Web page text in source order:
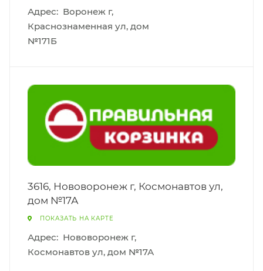
Адрес: Воронеж г,
Краснознаменная ул, дом
№171Б
3616, Нововоронеж г, Космонавтов ул,
дом №17А
ПОКАЗАТЬ НА КАРТЕ
Адрес: Нововоронеж г,
Космонавтов ул, дом №17А